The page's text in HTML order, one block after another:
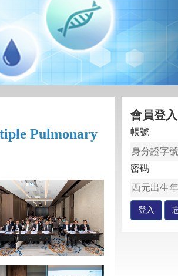
會員登入
帳號
密碼
Pulmonary